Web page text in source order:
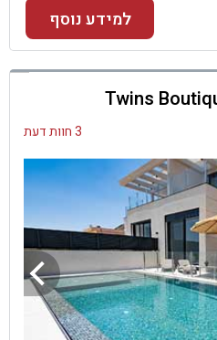
למידע נוסף
3 חוות דעת